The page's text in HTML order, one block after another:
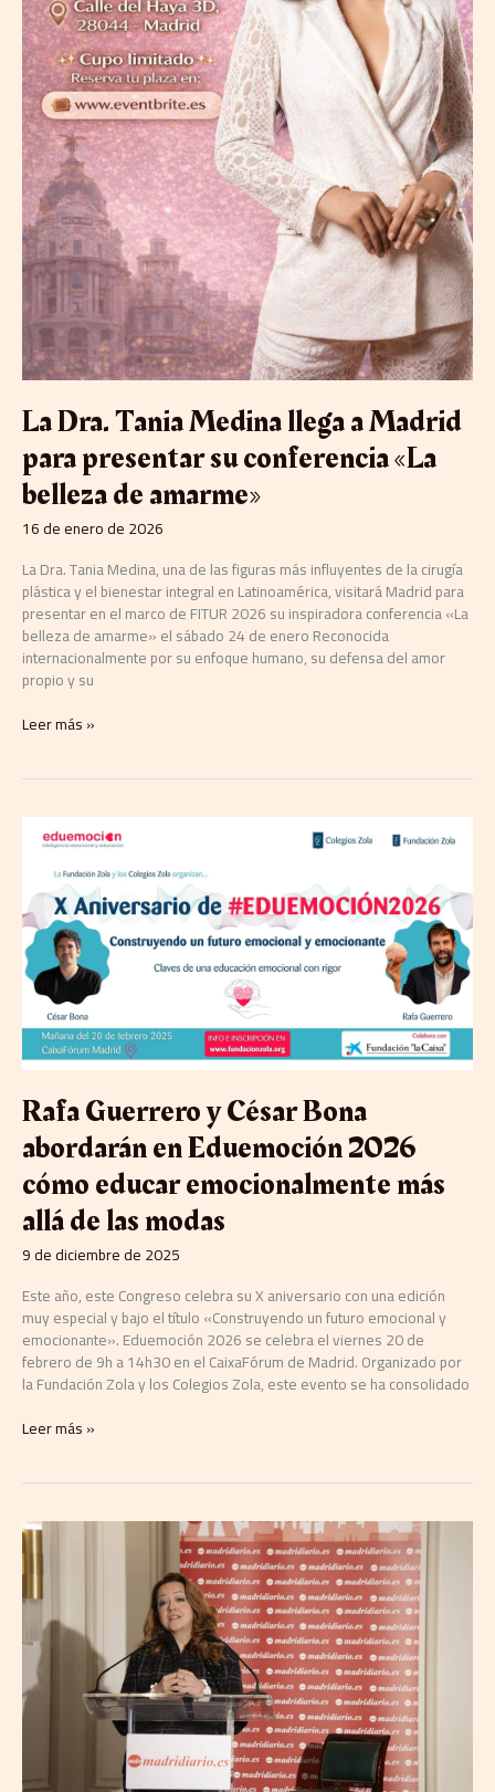
La Dra. Tania Medina llega a Madrid
para presentar su conferencia «La
belleza de amarme»
16 de enero de 2026
La Dra. Tania Medina, una de las figuras más influyentes de la cirugía
plástica y el bienestar integral en Latinoamérica, visitará Madrid para
presentar en el marco de FITUR 2026 su inspiradora conferencia «La
belleza de amarme» el sábado 24 de enero Reconocida
internacionalmente por su enfoque humano, su defensa del amor
propio y su
amarme»
Leer más »
Rafa Guerrero y César Bona
abordarán en Eduemoción 2026
cómo educar emocionalmente más
allá de las modas
9 de diciembre de 2025
Este año, este Congreso celebra su X aniversario con una edición
muy especial y bajo el título «Construyendo un futuro emocional y
emocionante». Eduemoción 2026 se celebra el viernes 20 de
febrero de 9h a 14h30 en el CaixaFórum de Madrid. Organizado por
la Fundación Zola y los Colegios Zola, este evento se ha consolidado
Rafa
Guerrero
César
Bona
abordarán
en
Eduemoción
2026
cómo
educar
emocionalmente
allá
de
las
modas
Leer más »
La
IV
Jornada
de
Salud
de
Madridiario
analiza
los
la